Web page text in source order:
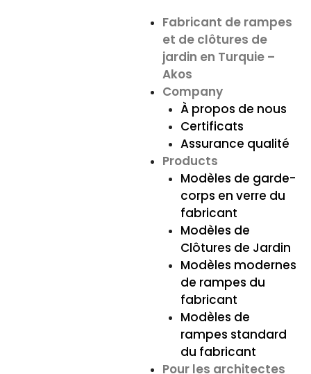
Fabricant de rampes
et de clôtures de
jardin en Turquie –
Akos
Company
À propos de nous
Certificats
Assurance qualité
Products
Modèles de garde-
corps en verre du
fabricant
Modèles de
Clôtures de Jardin
Modèles modernes
de rampes du
fabricant
Modèles de
rampes standard
du fabricant
Pour les architectes